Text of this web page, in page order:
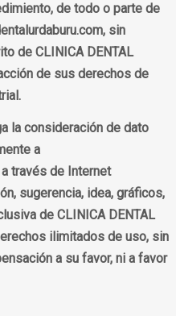
de todo o parte de
sin
de CLINICA DENTAL
de sus derechos de
la consideración de dato
a
través de Internet
sugerencia, idea, gráficos,
de CLINICA DENTAL
ilimitados de uso, sin
a su favor, ni a favor